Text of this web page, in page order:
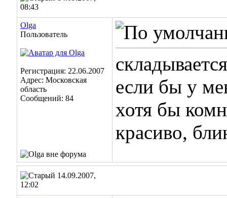
08:43
Olga
Пользователь
Регистрация: 22.06.2007
Адрес: Московская
область
Сообщений: 84
если бы у
хотя бы
красиво,
14.09.2007,
12:02